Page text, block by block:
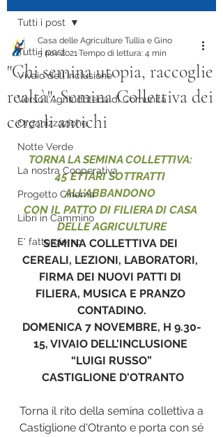
Tutti i post
Vivaio dell'Inclusione
Verso l'Agriludoteca di Comunità
Organizzazione
Notte Verde
La nostra Cooperativa
Progetto Cinema
Libri in Cammino
E' fatto giorno
Tutti i post
"Chi semina utopia, raccoglie
realtà": Semina Collettiva dei
cereali antichi
Casa delle Agriculture Tullia e Gino
5 nov 2021Tempo di lettura: 4 min
TORNA LA SEMINA COLLETTIVA:
45 ETTARI SOTTRATTI
ALL'ABBANDONO
CON IL PATTO DI FILIERA DI CASA
DELLE AGRICULTURE
SEMINA COLLETTIVA DEI
CEREALI, LEZIONI, LABORATORI,
FIRMA DEI NUOVI PATTI DI
FILIERA, MUSICA E PRANZO
CONTADINO.
DOMENICA 7 NOVEMBRE, H 9.30-
15, VIVAIO DELL'INCLUSIONE
“LUIGI RUSSO”
CASTIGLIONE D'OTRANTO
Torna il rito della semina collettiva a
Castiglione d'Otranto e porta con sé